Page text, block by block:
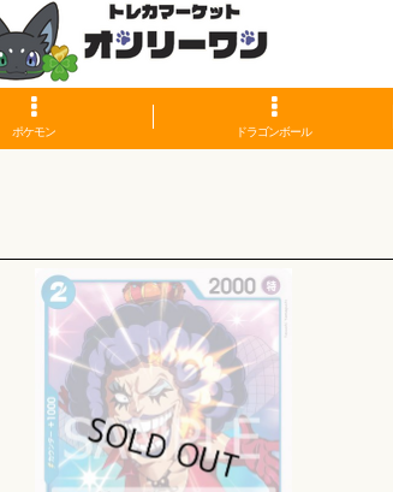
ポケモン ドラゴンボール